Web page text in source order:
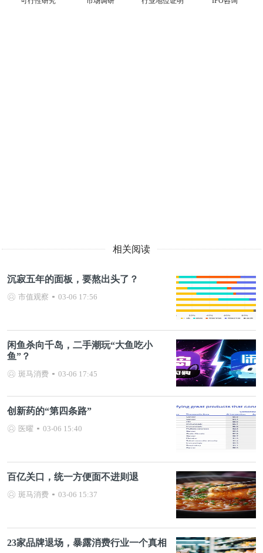
相关阅读
沉寂五年的面板，要熬出头了？
市值观察 03-06 17:56
闲鱼杀向千岛，二手潮玩“大鱼吃小
鱼”？
斑马消费 03-06 17:45
创新药的“第四条路”
医曜 03-06 15:40
百亿关口，统一方便面不进则退
斑马消费 03-06 15:37
23家品牌退场，暴露消费行业一个真相